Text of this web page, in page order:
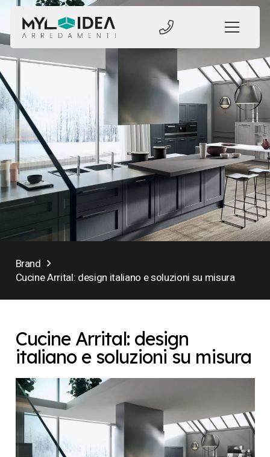
Brand
Cucine Arrital: design italiano e soluzioni su misura
Cucine Arrital: design
italiano e soluzioni su misura